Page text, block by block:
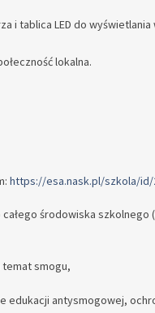
i tablica LED do
lokalna.
https://esa.nask.pl/szkola/id/
środowiska
smogu,
antysmogowej,